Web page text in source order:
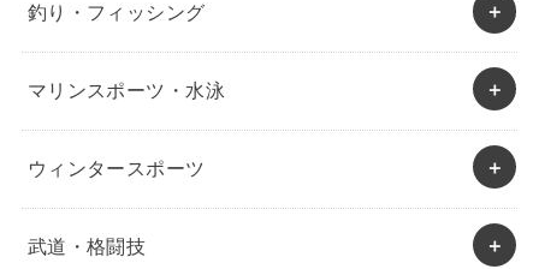
釣り・フィッシング
マリンスポーツ・水泳
ウィンタースポーツ
武道・格闘技